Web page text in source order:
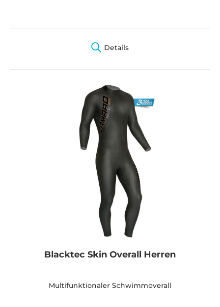
Details
Blacktec Skin Overall Herren
Multifunktionaler Schwimmoverall